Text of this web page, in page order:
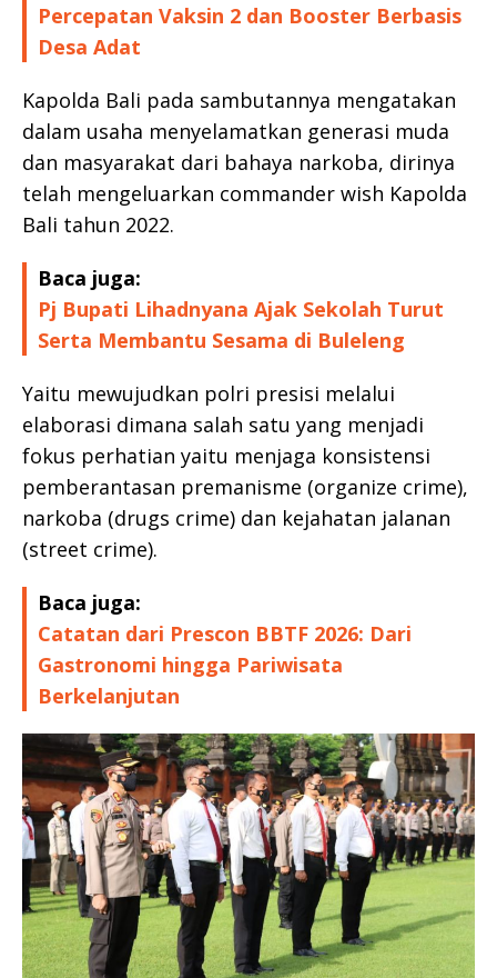
Percepatan Vaksin 2 dan Booster Berbasis
Desa Adat
Kapolda Bali pada sambutannya mengatakan
dalam usaha menyelamatkan generasi muda
dan masyarakat dari bahaya narkoba, dirinya
telah mengeluarkan commander wish Kapolda
Bali tahun 2022.
Baca juga:
Pj Bupati Lihadnyana Ajak Sekolah Turut
Serta Membantu Sesama di Buleleng
Yaitu mewujudkan polri presisi melalui
elaborasi dimana salah satu yang menjadi
fokus perhatian yaitu menjaga konsistensi
pemberantasan premanisme (organize crime),
narkoba (drugs crime) dan kejahatan jalanan
(street crime).
Baca juga:
Catatan dari Prescon BBTF 2026: Dari
Gastronomi hingga Pariwisata
Berkelanjutan